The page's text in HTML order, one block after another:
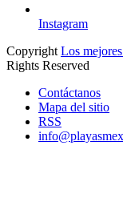
Instagram
Copyright Los
Rights Reserved
Contáctanos
Mapa del sitio
RSS